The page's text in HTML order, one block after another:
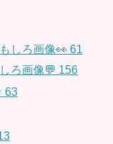
しろ画像👀 61
ろ画像💬 156
63